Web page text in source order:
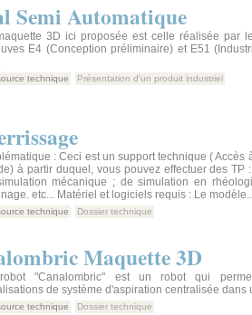
Semi Automatique
3D ici proposée est celle réalisée par
E4 (Conception préliminaire) et E51
technique Présentation d'un produit industriel
: Ceci est un support technique ( Accès
à partir duquel, vous pouvez effectuer des TP
mécanique ; de simulation en
etc... Matériel et logiciels requis : Le
technique Dossier technique
Maquette 3D
"Canalombric" est un robot qui
de système d'aspiration centralisée dans
technique Dossier technique